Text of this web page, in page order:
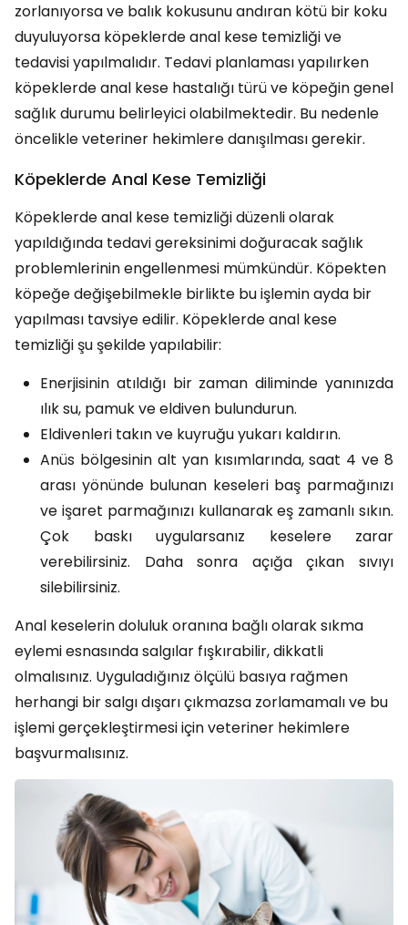
zorlanıyorsa ve balık kokusunu andıran kötü bir koku
duyuluyorsa köpeklerde anal kese temizliği ve
tedavisi yapılmalıdır. Tedavi planlaması yapılırken
köpeklerde anal kese hastalığı türü ve köpeğin genel
sağlık durumu belirleyici olabilmektedir. Bu nedenle
öncelikle veteriner hekimlere danışılması gerekir.
Köpeklerde Anal Kese Temizliği
Köpeklerde anal kese temizliği düzenli olarak
yapıldığında tedavi gereksinimi doğuracak sağlık
problemlerinin engellenmesi mümkündür. Köpekten
köpeğe değişebilmekle birlikte bu işlemin ayda bir
yapılması tavsiye edilir. Köpeklerde anal kese
temizliği şu şekilde yapılabilir:
Enerjisinin atıldığı bir zaman diliminde yanınızda
ılık su, pamuk ve eldiven bulundurun.
Eldivenleri takın ve kuyruğu yukarı kaldırın.
Anüs bölgesinin alt yan kısımlarında, saat 4 ve 8
arası yönünde bulunan keseleri baş parmağınızı
ve işaret parmağınızı kullanarak eş zamanlı sıkın.
Çok baskı uygularsanız keselere zarar
verebilirsiniz. Daha sonra açığa çıkan sıvıyı
silebilirsiniz.
Anal keselerin doluluk oranına bağlı olarak sıkma
eylemi esnasında salgılar fışkırabilir, dikkatli
olmalısınız. Uyguladığınız ölçülü basıya rağmen
herhangi bir salgı dışarı çıkmazsa zorlamamalı ve bu
işlemi gerçekleştirmesi için veteriner hekimlere
başvurmalısınız.